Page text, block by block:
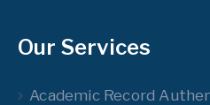
Our Services
Academic Record